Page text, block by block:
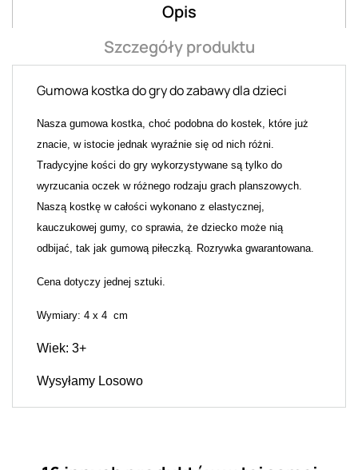
Opis
Szczegóły produktu
Gumowa kostka do gry do zabawy dla dzieci
Nasza gumowa kostka, choć podobna do kostek, które już
znacie, w istocie jednak wyraźnie się od nich różni.
Tradycyjne kości do gry wykorzystywane są tylko do
wyrzucania oczek w różnego rodzaju grach planszowych.
Naszą kostkę w całości wykonano z elastycznej,
kauczukowej gumy, co sprawia, że dziecko może nią
odbijać, tak jak gumową piłeczką. Rozrywka gwarantowana.
Cena dotyczy jednej sztuki.
Wymiary: 4 x 4 cm
Wiek: 3+
Wysyłamy Losowo